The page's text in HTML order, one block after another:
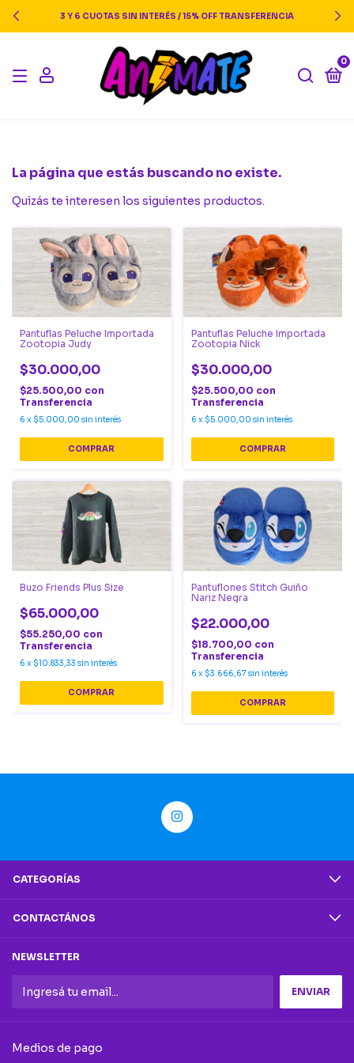
3 Y 6 CUOTAS SIN INTERÉS / 15% OFF TRANSFERENCIA
0
La página que estás buscando no existe.
Quizás te interesen los siguientes productos.
Pantuflas Peluche Importada
Zootopia Judy
$30.000,00
$25.500,00 con
Transferencia
6 x $5.000,00 sin interés
COMPRAR
Pantuflas Peluche Importada
Zootopia Nick
$30.000,00
$25.500,00 con
Transferencia
6 x $5.000,00 sin interés
COMPRAR
Buzo Friends Plus Size
$65.000,00
$55.250,00 con
Transferencia
6 x $10.833,33 sin interés
COMPRAR
Pantuflones Stitch Guiño
Nariz Negra
$22.000,00
$18.700,00 con
Transferencia
6 x $3.666,67 sin interés
CATEGORÍAS
CONTACTÁNOS
NEWSLETTER
Medios de pago